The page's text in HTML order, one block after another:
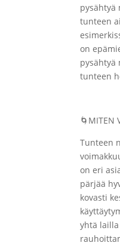
pysähtyä
tunteen
on
pysähtyä
tunteen
🌀 MITEN
Tunteen
on eri
pärjää
kovasti
yhtä